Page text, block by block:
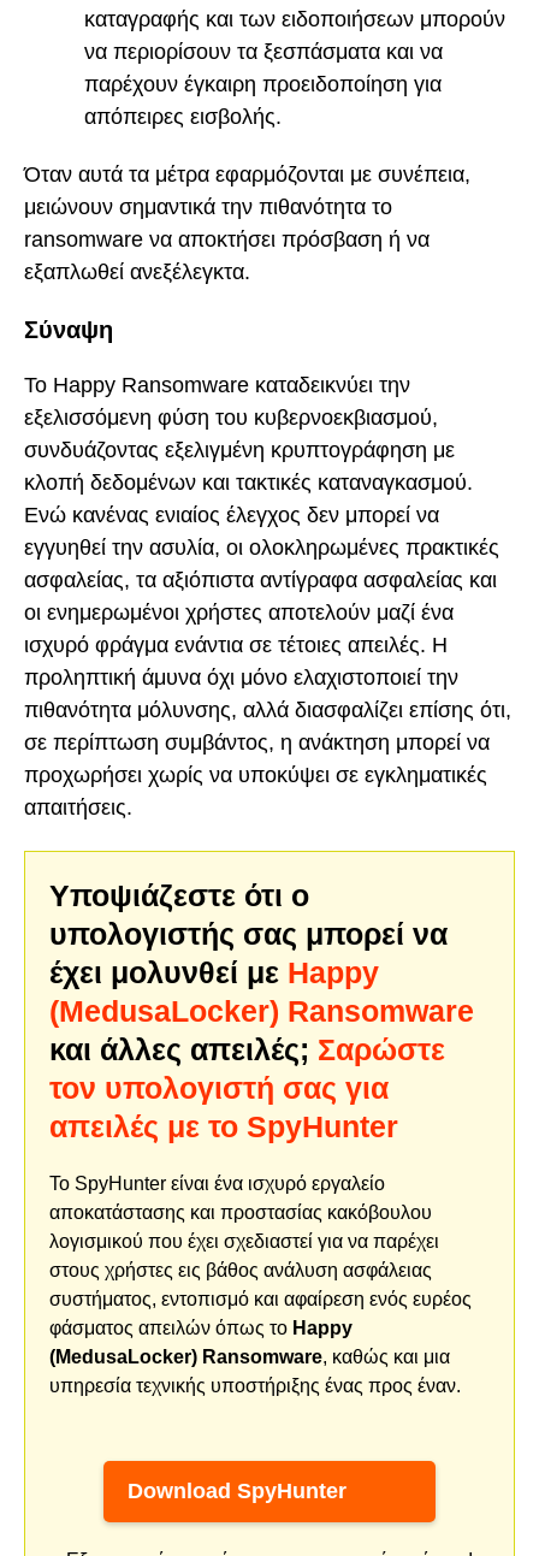
καταγραφής και των ειδοποιήσεων μπορούν
να περιορίσουν τα ξεσπάσματα και να
παρέχουν έγκαιρη προειδοποίηση για
απόπειρες εισβολής.
Όταν αυτά τα μέτρα εφαρμόζονται με συνέπεια,
μειώνουν σημαντικά την πιθανότητα το
ransomware να αποκτήσει πρόσβαση ή να
εξαπλωθεί ανεξέλεγκτα.
Σύναψη
Το Happy Ransomware καταδεικνύει την
εξελισσόμενη φύση του κυβερνοεκβιασμού,
συνδυάζοντας εξελιγμένη κρυπτογράφηση με
κλοπή δεδομένων και τακτικές καταναγκασμού.
Ενώ κανένας ενιαίος έλεγχος δεν μπορεί να
εγγυηθεί την ασυλία, οι ολοκληρωμένες πρακτικές
ασφαλείας, τα αξιόπιστα αντίγραφα ασφαλείας και
οι ενημερωμένοι χρήστες αποτελούν μαζί ένα
ισχυρό φράγμα ενάντια σε τέτοιες απειλές. Η
προληπτική άμυνα όχι μόνο ελαχιστοποιεί την
πιθανότητα μόλυνσης, αλλά διασφαλίζει επίσης ότι,
σε περίπτωση συμβάντος, η ανάκτηση μπορεί να
προχωρήσει χωρίς να υποκύψει σε εγκληματικές
απαιτήσεις.
Υποψιάζεστε ότι ο
υπολογιστής σας μπορεί να
έχει μολυνθεί με Happy
(MedusaLocker) Ransomware
και άλλες απειλές; Σαρώστε
τον υπολογιστή σας για
απειλές με το SpyHunter
Το SpyHunter είναι ένα ισχυρό εργαλείο
αποκατάστασης και προστασίας κακόβουλου
λογισμικού που έχει σχεδιαστεί για να παρέχει
στους χρήστες εις βάθος ανάλυση ασφάλειας
συστήματος, εντοπισμό και αφαίρεση ενός ευρέος
φάσματος απειλών όπως το Happy
(MedusaLocker) Ransomware, καθώς και μια
υπηρεσία τεχνικής υποστήριξης ένας προς έναν.
Download SpyHunter